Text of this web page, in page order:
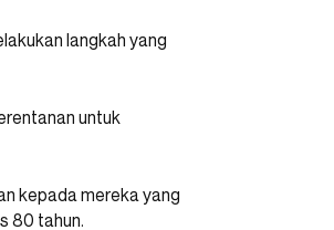
langkah yang
untuk
kepada mereka yang
80 tahun.